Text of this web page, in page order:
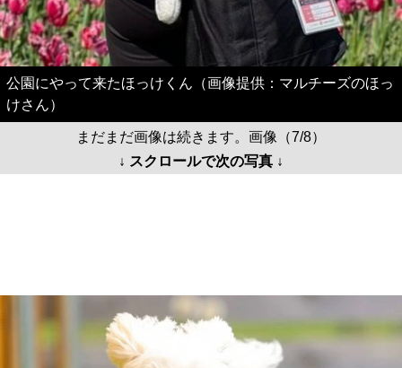
公園にやって来たほっけくん（画像提供：マルチーズのほっ
けさん）
まだまだ画像は続きます。画像（7/8）
↓ スクロールで次の写真 ↓